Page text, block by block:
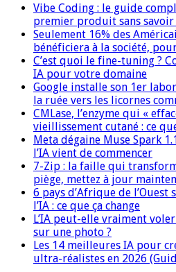
Vibe Coding : le guide
premier produit sans savoir
Seulement 16% des
bénéficiera à la société,
C’est quoi le fine-tuning ?
IA pour votre domaine
Google installe son 1er
la ruée vers les licornes
CMLase, l’enzyme qui «
vieillissement cutané : ce
Meta dégaine Muse Spark
l’IA vient de commencer
7-Zip : la faille qui
piège, mettez à jour
6 pays d’Afrique de l’Ouest
l’IA : ce que ça change
L’IA peut-elle vraiment
sur une photo ?
Les 14 meilleures IA pour
ultra-réalistes en 2026